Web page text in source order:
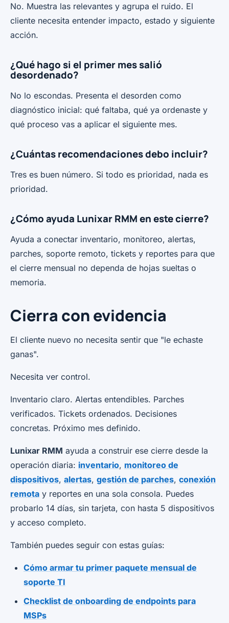
No. Muestra las relevantes y agrupa el ruido. El
cliente necesita entender impacto, estado y siguiente
acción.
¿Qué hago si el primer mes salió
desordenado?
No lo escondas. Presenta el desorden como
diagnóstico inicial: qué faltaba, qué ya ordenaste y
qué proceso vas a aplicar el siguiente mes.
¿Cuántas recomendaciones debo incluir?
Tres es buen número. Si todo es prioridad, nada es
prioridad.
¿Cómo ayuda Lunixar RMM en este cierre?
Ayuda a conectar inventario, monitoreo, alertas,
parches, soporte remoto, tickets y reportes para que
el cierre mensual no dependa de hojas sueltas o
memoria.
Cierra con evidencia
El cliente nuevo no necesita sentir que "le echaste
ganas".
Necesita ver control.
Inventario claro. Alertas entendibles. Parches
verificados. Tickets ordenados. Decisiones
concretas. Próximo mes definido.
Lunixar RMM ayuda a construir ese cierre desde la
operación diaria: inventario, monitoreo de
dispositivos, alertas, gestión de parches, conexión
remota y reportes en una sola consola. Puedes
probarlo 14 días, sin tarjeta, con hasta 5 dispositivos
y acceso completo.
También puedes seguir con estas guías:
Cómo armar tu primer paquete mensual de
soporte TI
Checklist de onboarding de endpoints para
MSPs